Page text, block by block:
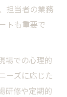
担当者の業務
トも重要で
場での心理的
ーズに応じた
研修や定期的